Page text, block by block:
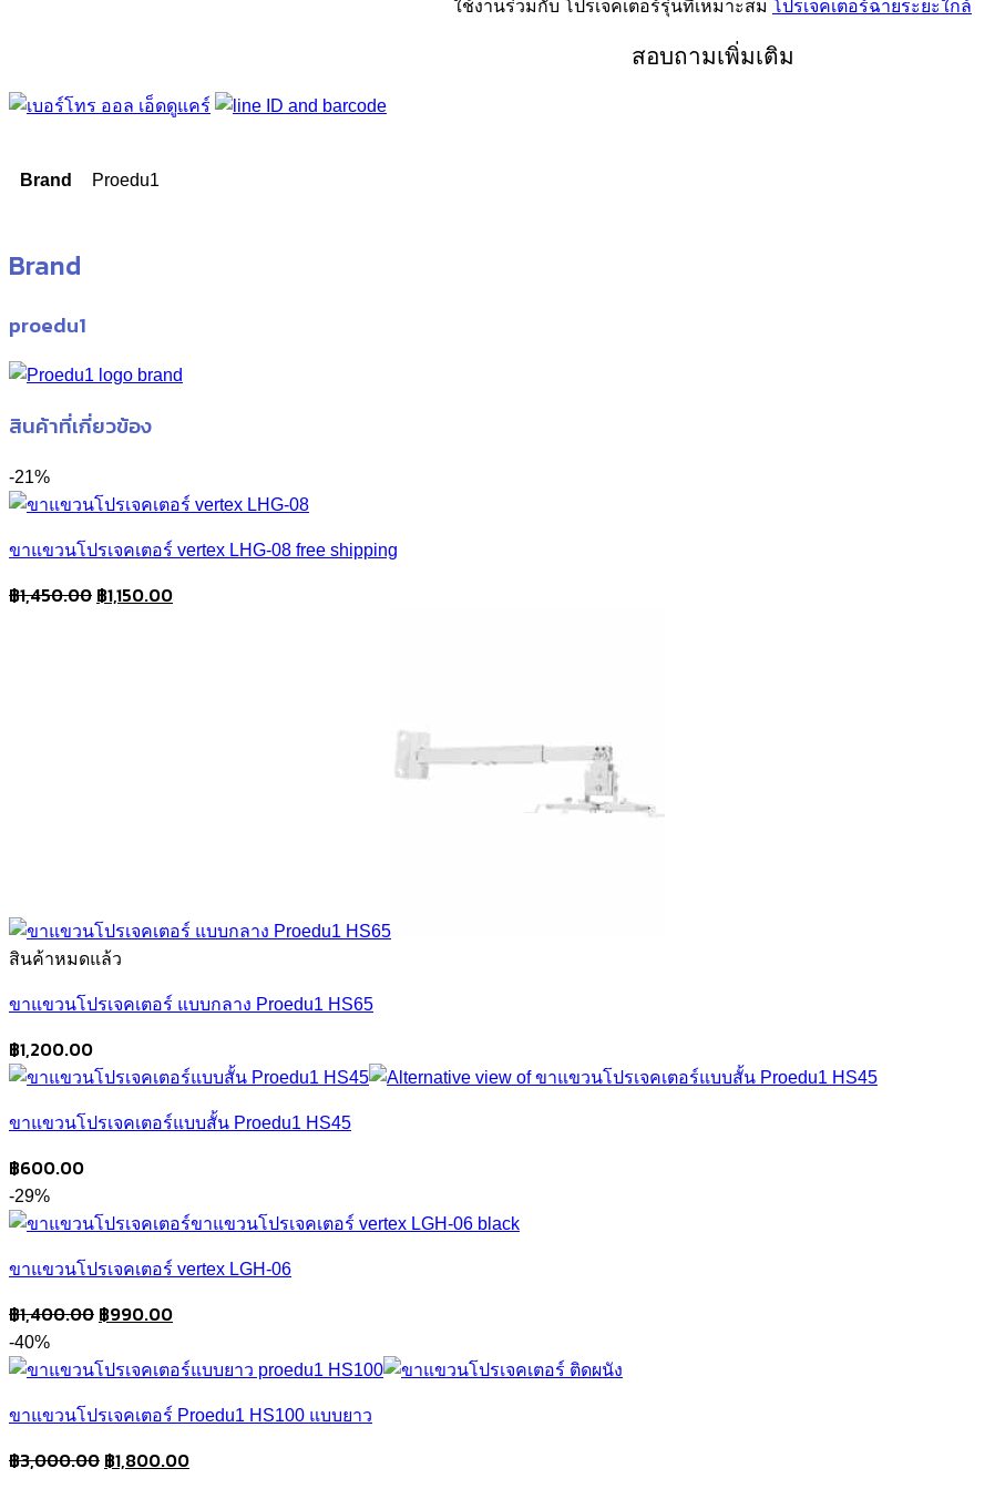
ใช้งานร่วมกับ โปรเจคเตอร์รุ่นที่เหมาะสม โปรเจคเตอร์ฉายระยะใกล้
สอบถามเพิ่มเติม
Brand Proedu1
Brand
proedu1
สินค้าที่เกี่ยวข้อง
-21%
ขาแขวนโปรเจคเตอร์ vertex LHG-08 free shipping
฿1,450.00 Original
฿1,150.00Current
สินค้าหมดแล้ว
ขาแขวนโปรเจคเตอร์ แบบกลาง Proedu1 HS65
฿1,200.00
ขาแขวนโปรเจคเตอร์แบบสั้น Proedu1 HS45
฿600.00
-29%
ขาแขวนโปรเจคเตอร์ vertex LGH-06
฿1,400.00 Original
was:
฿990.00Current
is:
-40%
ขาแขวนโปรเจคเตอร์ Proedu1 HS100 แบบยาว
฿3,000.00 Original
฿1,800.00Current